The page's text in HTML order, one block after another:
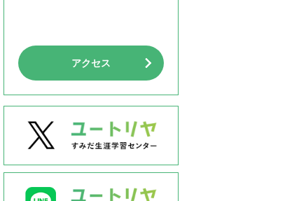
アクセス